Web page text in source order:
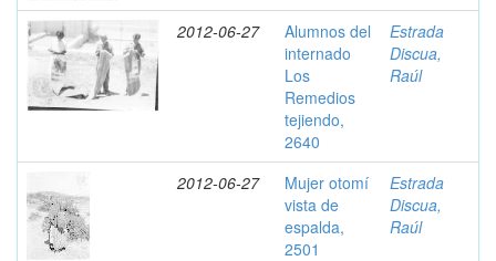
2012-06-27
Alumnos del
internado
Los
Remedios
tejiendo,
2640
Estrada
Discua,
Raúl
2012-06-27
Mujer otomí
vista de
espalda,
2501
Estrada
Discua,
Raúl